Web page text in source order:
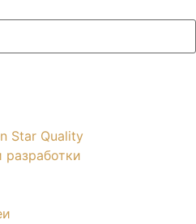
Star Quality
разработки